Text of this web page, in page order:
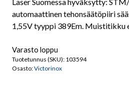
automaattinen tehonsäätöpiiri
1,55V tyyppi 389Em. Muistitikku
Varasto loppu
Tuotetunnus (SKU): 103594
Osasto:Victorinox